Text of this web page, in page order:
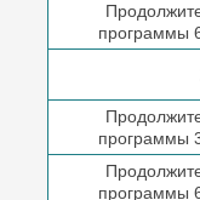
программы
программы
программы